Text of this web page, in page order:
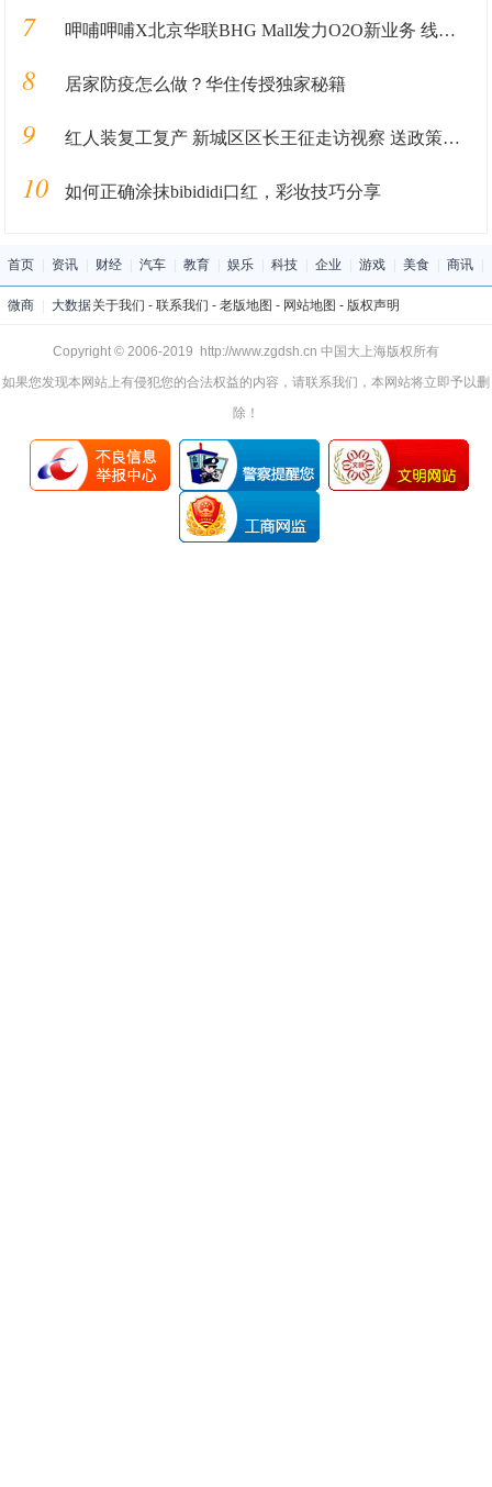
7 呷哺呷哺X北京华联BHG Mall发力O2O新业务 线上“吸”客打造跨界新模式
8 居家防疫怎么做？华住传授独家秘籍
9 红人装复工复产 新城区区长王征走访视察 送政策、解难题、促发展
10 如何正确涂抹bibididi口红，彩妆技巧分享
首页 资讯 财经 汽车 教育 娱乐 科技 企业 游戏 美食 商讯
微商 大数据关于我们 - 联系我们 - 老版地图 - 网站地图 - 版权声明
Copyright © 2006-2019 http://www.zgdsh.cn 中国大上海版权所有
如果您发现本网站上有侵犯您的合法权益的内容，请联系我们，本网站将立即予以删
除！